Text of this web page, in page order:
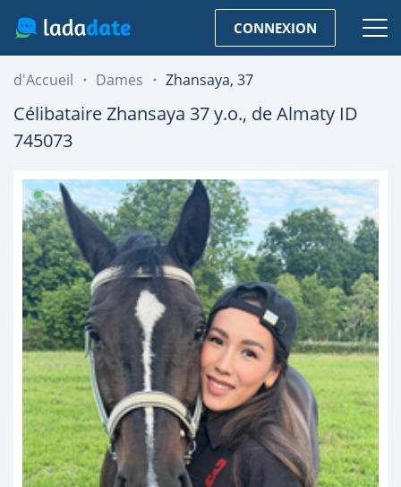
CONNEXION
d'Accueil Dames Zhansaya, 37
CélibataireZhansaya 37y.o., deAlmaty ID
745073